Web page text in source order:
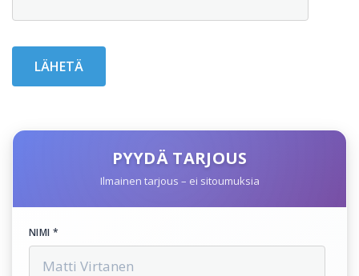
PYYDÄ TARJOUS
Ilmainen tarjous – ei sitoumuksia
NIMI *